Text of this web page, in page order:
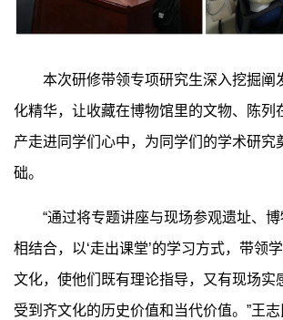
本次研修带领专项研究生深入挖掘阐
化精华，让收藏在博物馆里的文物、陈列
产走进同学们心中，为同学们的学术研究
础。
“通过将专题讲座与现场参观遗址、博
相结合，以‘走出课堂’的学习方式，带领
文化，使他们既有理论指导，又有现场实
受到齐文化的历史价值和当代价值。”王志